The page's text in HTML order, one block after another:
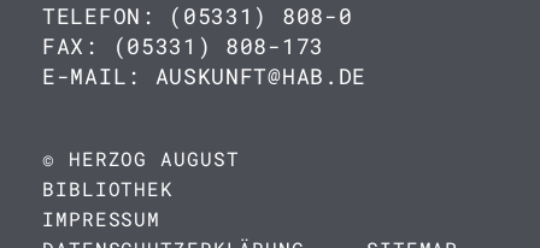
TELEFON: (05331) 808-0
FAX: (05331) 808-173
E-MAIL: AUSKUNFT@HAB.DE
© HERZOG AUGUST
BIBLIOTHEK
IMPRESSUM